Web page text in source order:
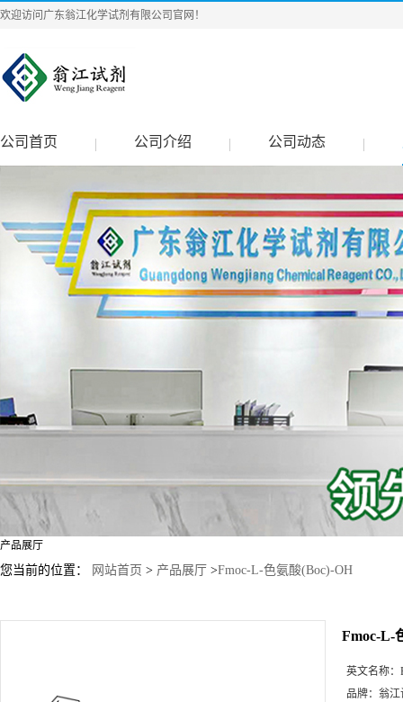
欢迎访问广东翁江化学试剂有限公司官网！
公司首页 公司介绍 公司动态
产品展厅
您当前的位置： 网站首页 > 产品展厅 >Fmoc-L-色氨酸(Boc)-OH
Fmoc-L-
英文名称：
品牌： 翁江